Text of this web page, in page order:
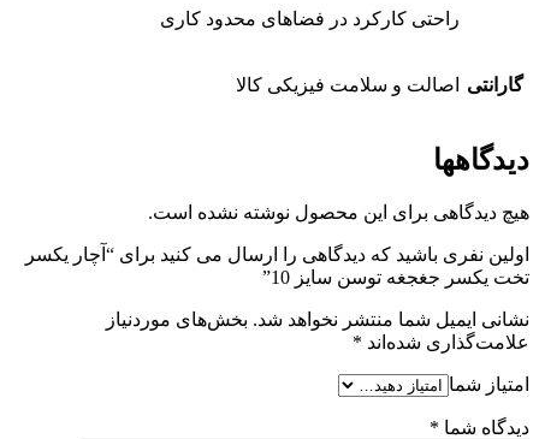
راحتی کارکرد در فضاهای محدود کاری
گارانتی اصالت و سلامت فیزیکی کالا
دیدگاهها
هیچ دیدگاهی برای این محصول نوشته نشده است.
اولین نفری باشید که دیدگاهی را ارسال می کنید برای “آچار یکسر
تخت یکسر جغجغه توسن سایز 10”
نشانی ایمیل شما منتشر نخواهد شد. بخش‌های موردنیاز
علامت‌گذاری شده‌اند *
امتیاز شما
دیدگاه شما *